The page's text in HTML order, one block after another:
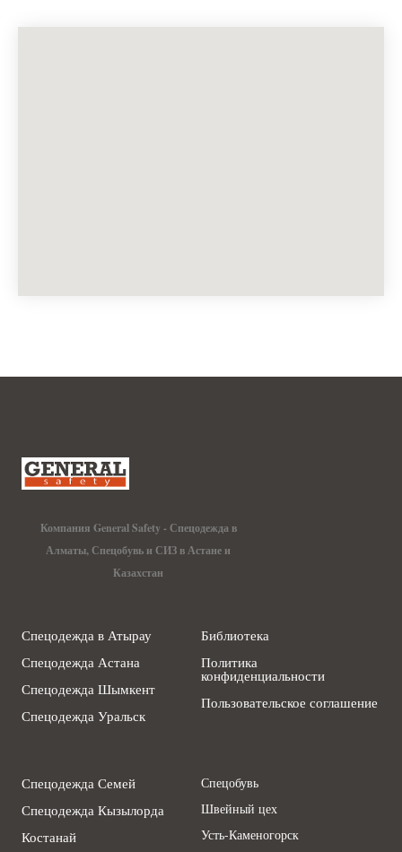
Компания General Safety - Спецодежда в
Алматы, Спецобувь и СИЗ в Астане и
Казахстан
Спецодежда в Атырау
Спецодежда Астана
Спецодежда Шымкент
Спецодежда Уральск
Библиотека
Политика
конфиденциальности
Пользовательское соглашение
Спецодежда Семей
Спецодежда Кызылорда
Костанай
Спецобувь
Швейный цех
Усть-Каменогорск